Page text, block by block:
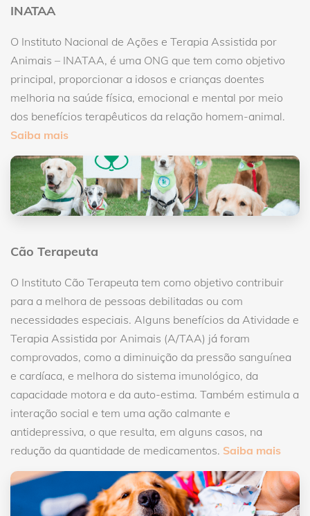
INATAA
O Instituto Nacional de Ações e Terapia Assistida por
Animais – INATAA, é uma ONG que tem como objetivo
principal, proporcionar a idosos e crianças doentes
melhoria na saúde física, emocional e mental por meio
dos benefícios terapêuticos da relação homem-animal.
Saiba mais
Cão Terapeuta
O Instituto Cão Terapeuta tem como objetivo contribuir
para a melhora de pessoas debilitadas ou com
necessidades especiais. Alguns benefícios da Atividade e
Terapia Assistida por Animais (A/TAA) já foram
comprovados, como a diminuição da pressão sanguínea
e cardíaca, e melhora do sistema imunológico, da
capacidade motora e da auto-estima. Também estimula a
interação social e tem uma ação calmante e
antidepressiva, o que resulta, em alguns casos, na
redução da quantidade de medicamentos. Saiba mais